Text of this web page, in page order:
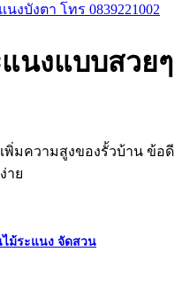
งบังตา โทร 0839221002
นงแบบสวยๆ
พิ่มความสูงของรั้วบ้าน ข้อดี
าย
ม้ระแนง จัดสวน